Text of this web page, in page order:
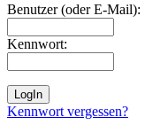
Benutzer (oder E-Mail):
Kennwort:
Kennwort vergessen?